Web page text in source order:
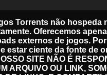
Torrents não hospeda
Oferecemos
externos de jogos.
estar ciente da fonte de
SITE NÃO É
ARQUIVO OU LINK,